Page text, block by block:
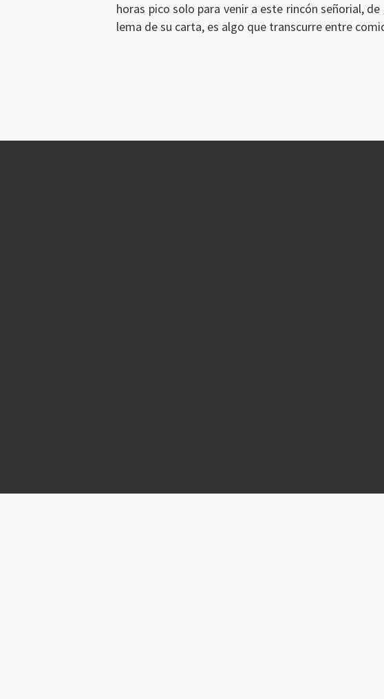
horas pico solo para venir a este rincón señorial,
lema de su carta, es algo que transcurre entre